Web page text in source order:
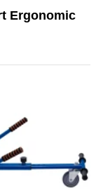
Ergonomic